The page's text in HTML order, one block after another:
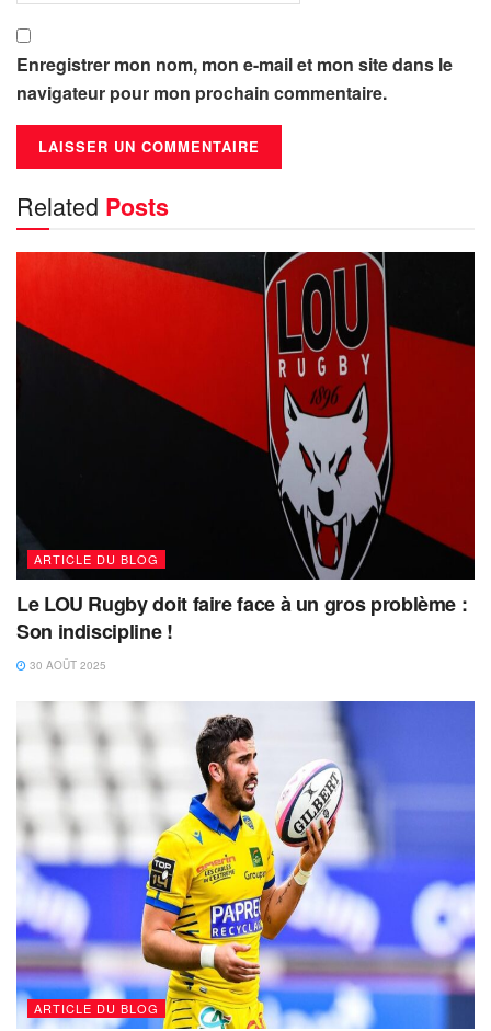
Enregistrer mon nom, mon e-mail et mon site dans le
navigateur pour mon prochain commentaire.
Related Posts
ARTICLE DU BLOG
Le LOU Rugby doit faire face à un gros problème :
Son indiscipline !
30 AOÛT 2025
ARTICLE DU BLOG